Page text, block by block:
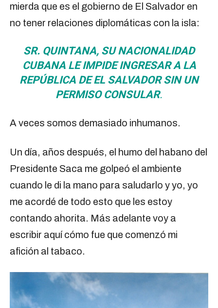
mierda que es el gobierno de El Salvador en
no tener relaciones diplomáticas con la isla:
SR. QUINTANA, SU NACIONALIDAD
CUBANA LE IMPIDE INGRESAR A LA
REPÚBLICA DE EL SALVADOR SIN UN
PERMISO CONSULAR.
A veces somos demasiado inhumanos.
Un día, años después, el humo del habano del
Presidente Saca me golpeó el ambiente
cuando le di la mano para saludarlo y yo, yo
me acordé de todo esto que les estoy
contando ahorita. Más adelante voy a
escribir aquí cómo fue que comenzó mi
afición al tabaco.